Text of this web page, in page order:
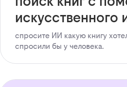
искусственного
спросите ИИ какую книгу
спросили бы у человека.